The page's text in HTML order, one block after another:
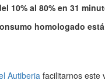
10% al 80% en 31
homologado
Autiberia facilitarnos este